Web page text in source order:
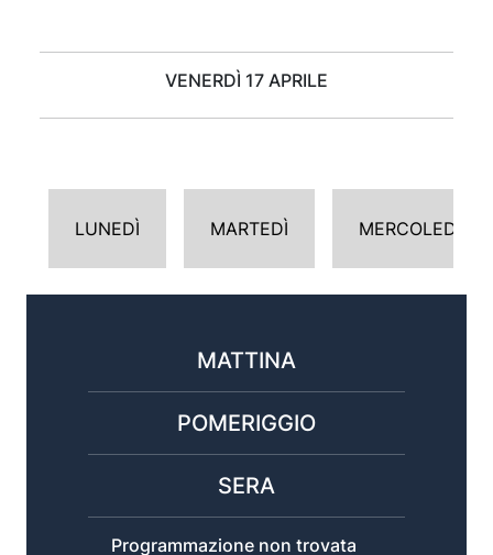
VENERDÌ 17 APRILE
LUNEDÌ MARTEDÌ MERCOLEDÌ
MATTINA
POMERIGGIO
SERA
Programmazione non trovata